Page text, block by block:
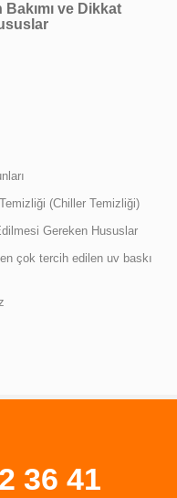
Bakımı ve Dikkat
(Chiller Temizliği)
Gereken Hususlar
çok tercih edilen uv baskı
36 41